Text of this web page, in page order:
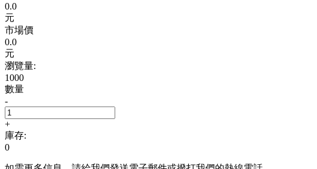
0.0
元
市場價
0.0
元
瀏覽量:
1000
數量
-
+
庫存:
0